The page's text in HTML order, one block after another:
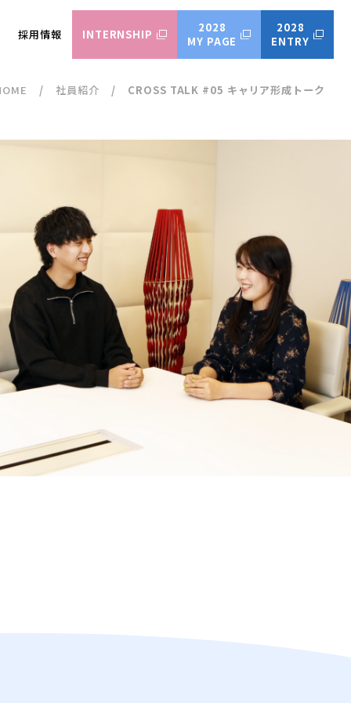
採用情報 INTERNSHIP
2028
MY PAGE
2028
ENTRY
社員紹介 CROSS TALK #05 キャリア形成トーク